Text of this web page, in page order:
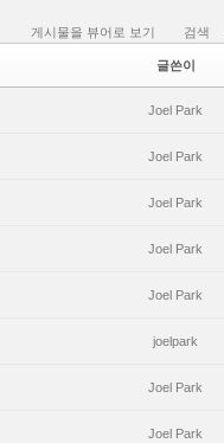
게시물을 뷰어로 보기 검색
글쓴이
Joel Park
Joel Park
Joel Park
Joel Park
Joel Park
joelpark
Joel Park
Joel Park